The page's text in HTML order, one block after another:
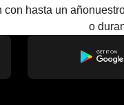
con hasta un año
o